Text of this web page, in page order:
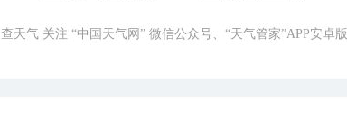
查天气 关注 “中国天气网” 微信公众号、“天气管家”APP安卓版